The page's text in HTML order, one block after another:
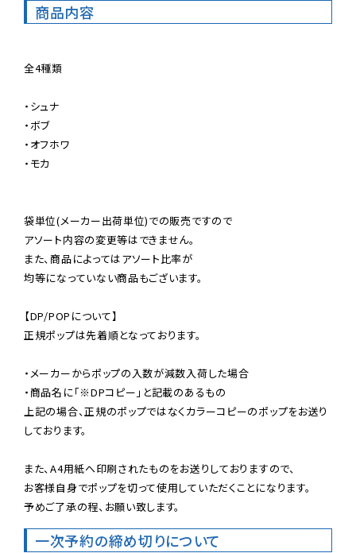
商品内容
全4種類
・シュナ
・ボブ
・オフホワ
・モカ
袋単位(メーカー出荷単位)での販売ですので
アソート内容の変更等はできません。
また、商品によってはアソート比率が
均等になっていない商品もございます。
【DP/POPについて】
正規ポップは先着順となっております。
・メーカーからポップの入数が減数入荷した場合
・商品名に「※DPコピー」と記載のあるもの
上記の場合、正規のポップではなくカラーコピーのポップをお送り
しております。
また、A4用紙へ印刷されたものをお送りしておりますので、
お客様自身でポップを切って使用していただくことになります。
予めご了承の程、お願い致します。
一次予約の締め切りについて